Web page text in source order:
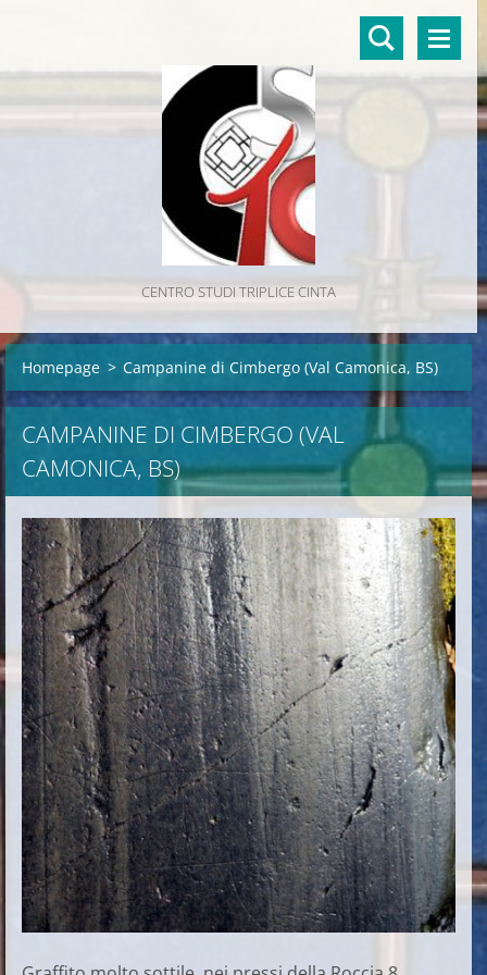
CENTRO STUDI TRIPLICE CINTA
Homepage > Campanine di Cimbergo (Val Camonica, BS)
CAMPANINE DI CIMBERGO (VAL
CAMONICA, BS)